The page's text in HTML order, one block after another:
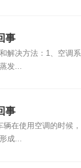
事
解决方法：1、空调系
发...
事
在使用空调的时候，
成...